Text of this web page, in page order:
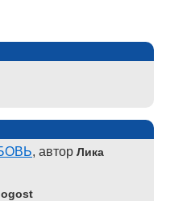
, автор Лика